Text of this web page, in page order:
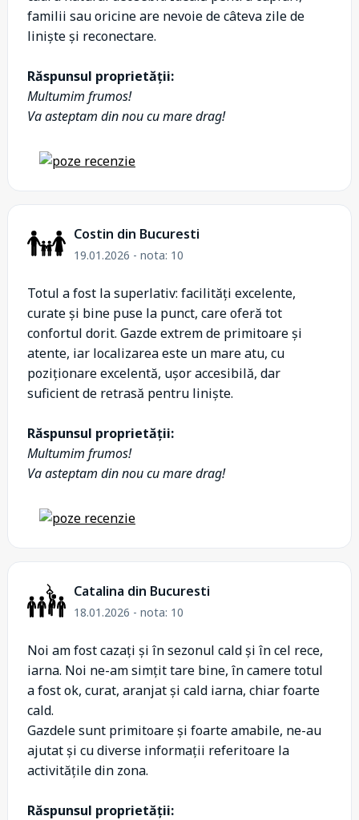
familii sau oricine are nevoie de câteva zile de
liniște și reconectare.
Răspunsul proprietății:
Multumim frumos!
Va asteptam din nou cu mare drag!
Costin din Bucuresti
19.01.2026 - nota: 10
Totul a fost la superlativ: facilități excelente,
curate și bine puse la punct, care oferă tot
confortul dorit. Gazde extrem de primitoare și
atente, iar localizarea este un mare atu, cu
poziționare excelentă, ușor accesibilă, dar
suficient de retrasă pentru liniște.
Răspunsul proprietății:
Multumim frumos!
Va asteptam din nou cu mare drag!
Catalina din Bucuresti
18.01.2026 - nota: 10
Noi am fost cazați și în sezonul cald și în cel rece,
iarna. Noi ne-am simțit tare bine, în camere totul
a fost ok, curat, aranjat și cald iarna, chiar foarte
cald.
Gazdele sunt primitoare și foarte amabile, ne-au
ajutat și cu diverse informații referitoare la
activitățile din zona.
Răspunsul proprietății: